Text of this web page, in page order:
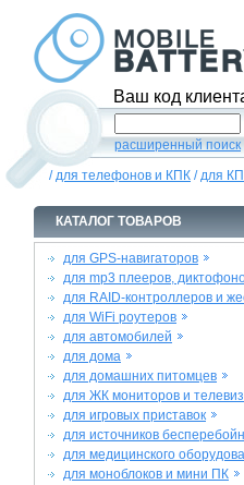
Ваш код
расширенный поиск
/для телефонов и КПК /для
КАТАЛОГ ТОВАРОВ
для GPS-навигаторов
для mp3 плееров,
для RAID-контроллеров и
для WiFi роутеров
для автомобилей
для дома
для домашних питомцев
для ЖК мониторов и
для игровых приставок
для источников
для медицинского
для моноблоков и мини ПК